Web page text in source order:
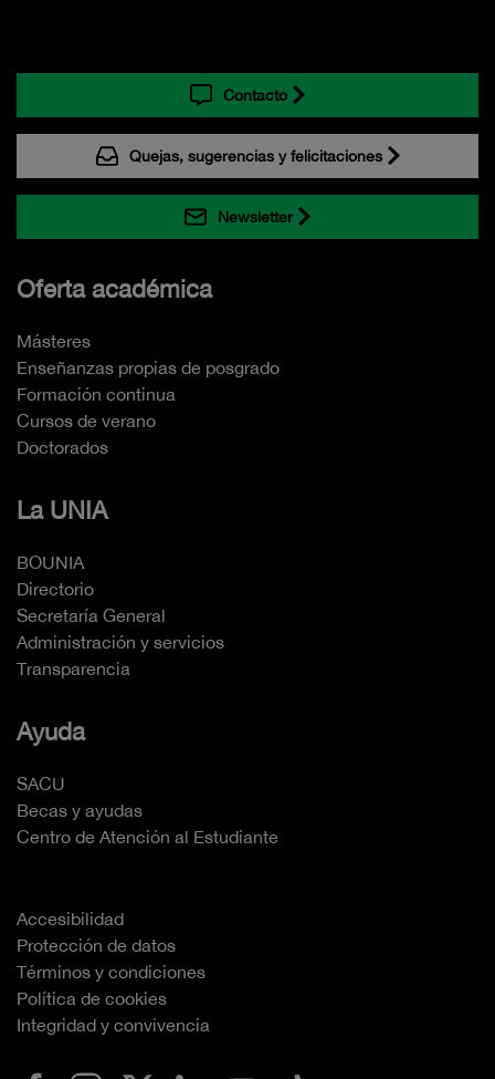
Contacto
Quejas, sugerencias y felicitaciones
Newsletter
Oferta académica
Másteres
Enseñanzas propias de posgrado
Formación continua
Cursos de verano
Doctorados
La UNIA
BOUNIA
Directorio
Secretaría General
Administración y servicios
Transparencia
Ayuda
SACU
Becas y ayudas
Centro de Atención al Estudiante
Accesibilidad
Protección de datos
Términos y condiciones
Política de cookies
Integridad y convivencia